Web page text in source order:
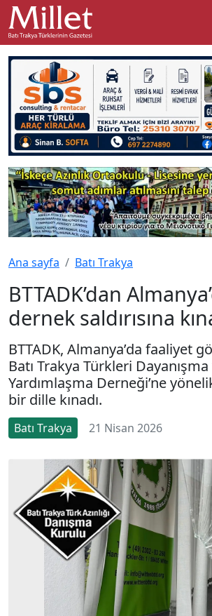
Ana sayfa Batı Trakya
BTTADK’dan
dernek saldırısına
BTTADK, Almanya’da faaliyet
Batı Trakya Türkleri
Yardımlaşma Derneği’ne
bir dille kınadı.
Batı Trakya 21 Nisan 2026